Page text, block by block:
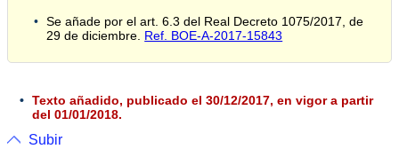
Se añade por el art. 6.3 del Real Decreto 1075/2017, de
29 de diciembre. Ref. BOE-A-2017-15843
Texto añadido, publicado el 30/12/2017, en vigor a partir
del 01/01/2018.
Subir